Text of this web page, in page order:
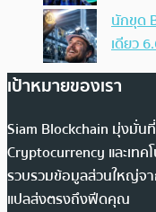
นักขุด
เดียว
เป้าหมายของเรา
Siam Blockchain มุ่งมั่น
Cryptocurrency และเทค
รวบรวมข้อมูลส่วนใหญ่จา
แปลส่งตรงถึงฟีดคุณ